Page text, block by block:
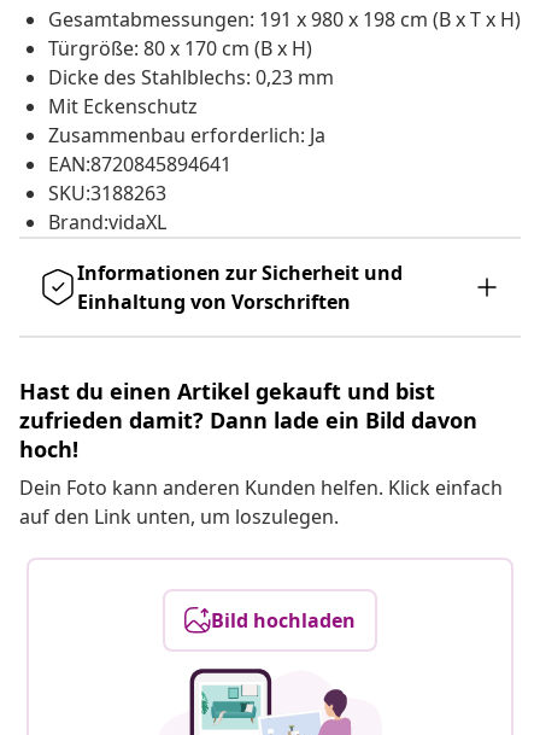
Gesamtabmessungen: 191 x 980 x 198 cm (B x T x H)
Türgröße: 80 x 170 cm (B x H)
Dicke des Stahlblechs: 0,23 mm
Mit Eckenschutz
Zusammenbau erforderlich: Ja
EAN:8720845894641
SKU:3188263
Brand:vidaXL
Informationen zur Sicherheit und
Einhaltung von Vorschriften
Hast du einen Artikel gekauft und bist
zufrieden damit? Dann lade ein Bild davon
hoch!
Dein Foto kann anderen Kunden helfen. Klick einfach
auf den Link unten, um loszulegen.
Bild hochladen